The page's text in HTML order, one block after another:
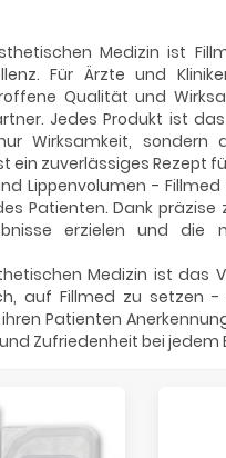
Medizin ist
Für Ärzte und
Qualität und
Jedes Produkt ist
Wirksamkeit, sondern
ein zuverlässiges Rezept
Lippenvolumen -
Patienten. Dank
erzielen und die
Medizin ist das
auf Fillmed zu setzen
Patienten
Zufriedenheit bei jedem